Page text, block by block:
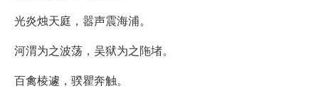
光炎烛天庭，嚣声震海浦。
河渭为之波荡，吴狱为之陁堵。
百禽棱遽，骙瞿奔触。